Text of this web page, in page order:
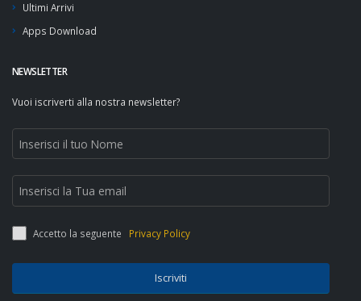
Ultimi Arrivi
Apps Download
NEWSLETTER
Vuoi iscriverti alla nostra newsletter?
Accetto la seguente Privacy Policy
Iscriviti